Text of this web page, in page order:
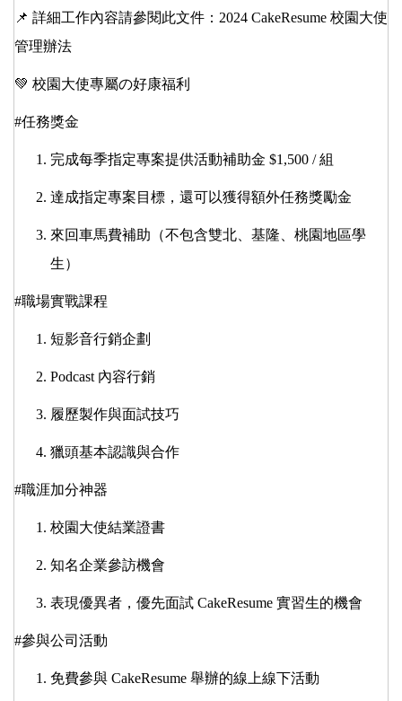
📌 詳細工作內容請參閱此文件： 2024 CakeResume 校園大使
管理辦法
💚 校園大使專屬の好康福利
#任務獎金
完成每季指定專案提供活動補助金 $1,500 / 組
達成指定專案目標，還可以獲得額外任務獎勵金
來回車馬費補助（不包含雙北、基隆、桃園地區學
生）
#職場實戰課程
短影音行銷企劃
Podcast 內容行銷
履歷製作與面試技巧
獵頭基本認識與合作
#職涯加分神器
校園大使結業證書
知名企業參訪機會
表現優異者，優先面試 CakeResume 實習生的機會
#參與公司活動
免費參與 CakeResume 舉辦的線上線下活動